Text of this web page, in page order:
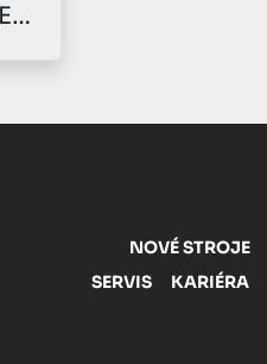
SMYTH - TAV.19 LAP OPENER COMPLETO X F145
NOVÉ STROJE
SERVIS
KARIÉRA